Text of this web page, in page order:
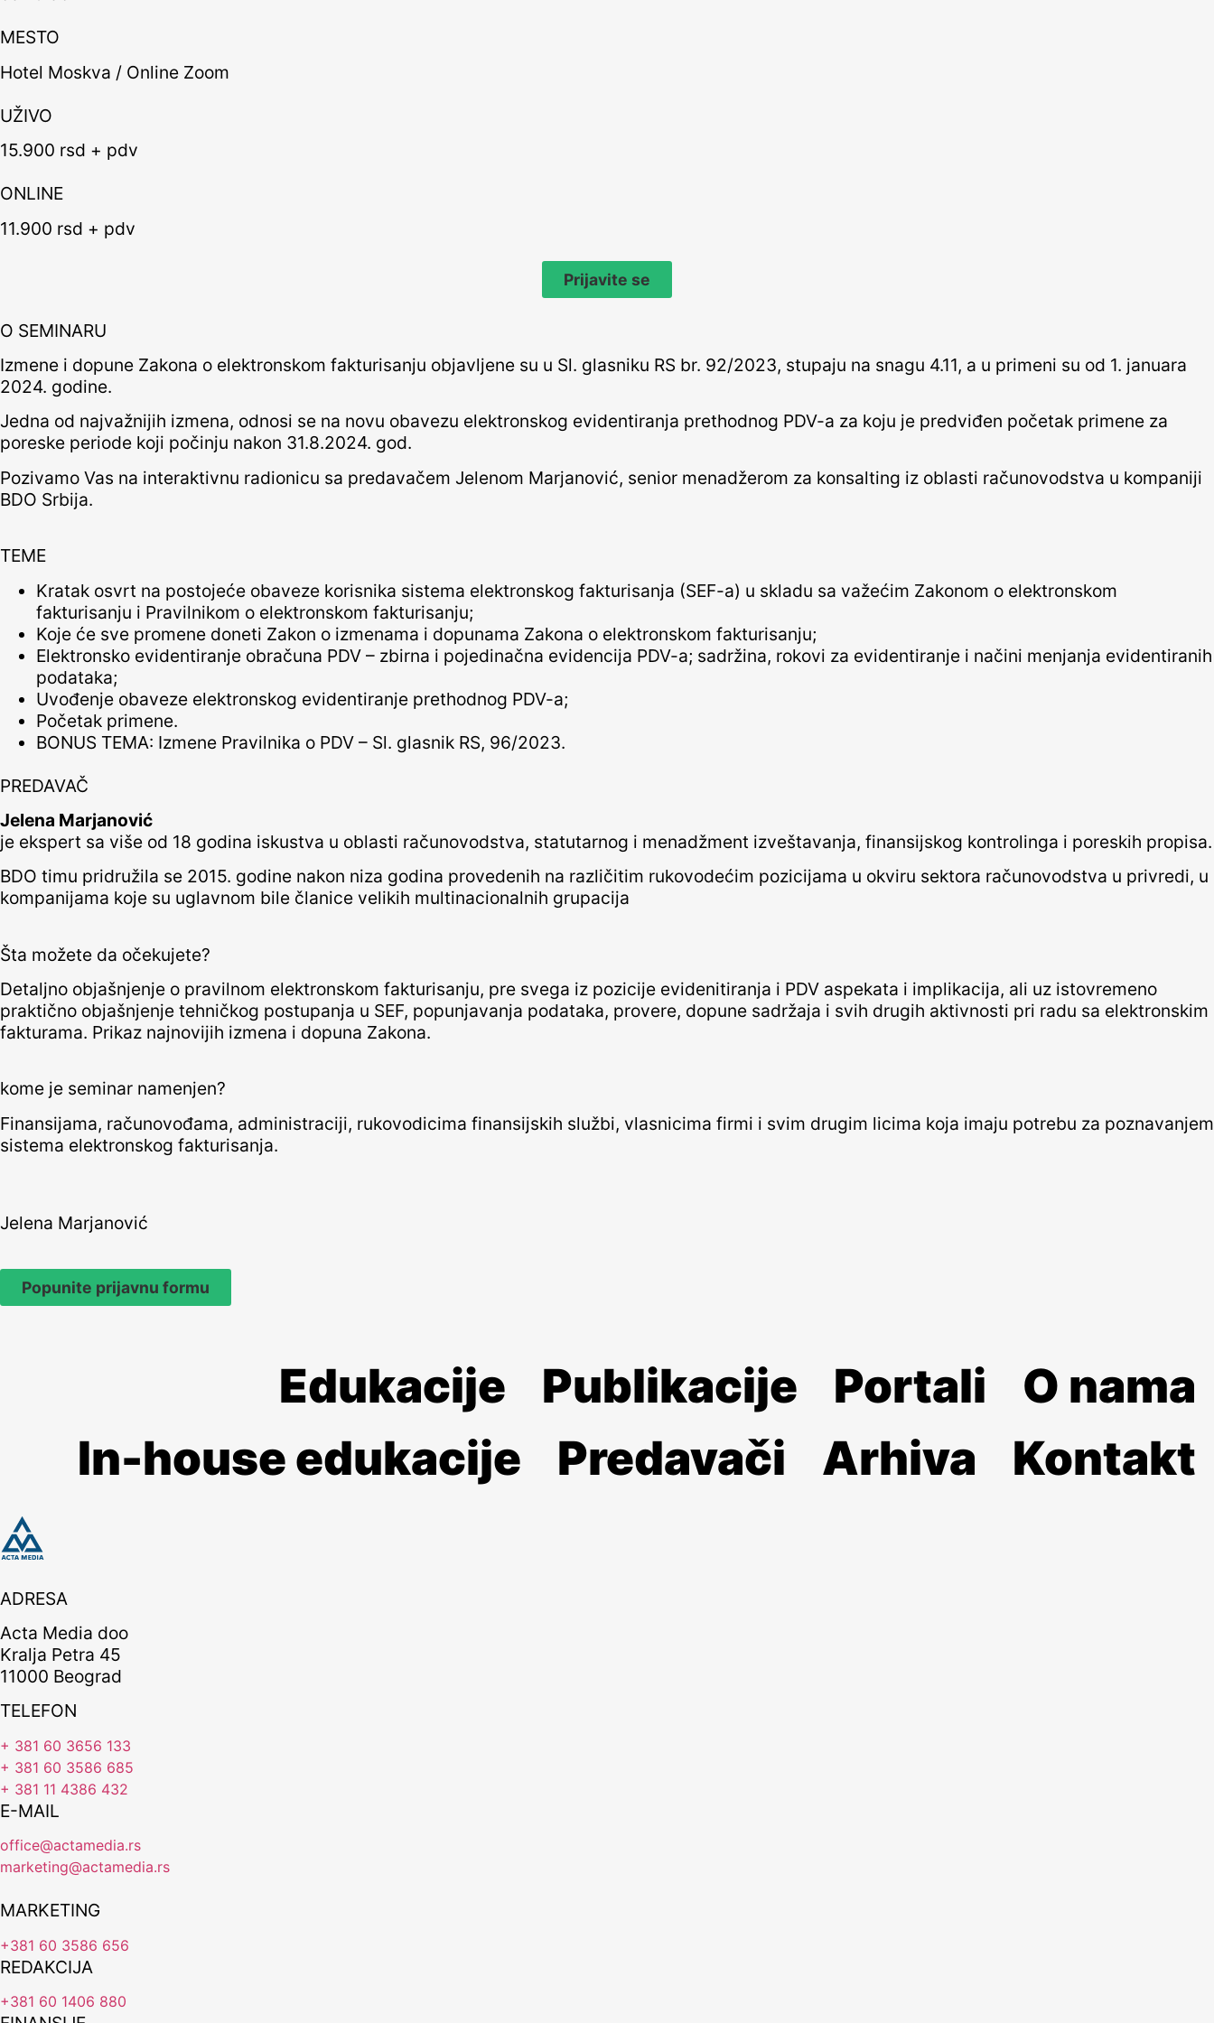
MESTO
Hotel Moskva / Online Zoom
UŽIVO
15.900 rsd + pdv
ONLINE
11.900 rsd + pdv
Prijavite se
O SEMINARU
Izmene i dopune Zakona o elektronskom fakturisanju objavljene su u Sl. glasniku RS br. 92/2023, stupaju na snagu 4.11, a u primeni su od 1. januara
2024. godine.
Jedna od najvažnijih izmena, odnosi se na novu obavezu elektronskog evidentiranja prethodnog PDV-a za koju je predviđen početak primene za
poreske periode koji počinju nakon 31.8.2024. god.
Pozivamo Vas na interaktivnu radionicu sa predavačem Jelenom Marjanović, senior menadžerom za konsalting iz oblasti računovodstva u kompaniji
BDO Srbija.
TEME
Kratak osvrt na postojeće obaveze korisnika sistema elektronskog fakturisanja (SEF-a) u skladu sa važećim Zakonom o elektronskom
fakturisanju i Pravilnikom o elektronskom fakturisanju;
Koje će sve promene doneti Zakon o izmenama i dopunama Zakona o elektronskom fakturisanju;
Elektronsko evidentiranje obračuna PDV – zbirna i pojedinačna evidencija PDV-a; sadržina, rokovi za evidentiranje i načini menjanja evidentiranih
podataka;
Uvođenje obaveze elektronskog evidentiranje prethodnog PDV-a;
Početak primene.
BONUS TEMA: Izmene Pravilnika o PDV – Sl. glasnik RS, 96/2023.
PREDAVAČ
Jelena Marjanović
je ekspert sa više od 18 godina iskustva u oblasti računovodstva, statutarnog i menadžment izveštavanja, finansijskog kontrolinga i poreskih propisa.
BDO timu pridružila se 2015. godine nakon niza godina provedenih na različitim rukovodećim pozicijama u okviru sektora računovodstva u privredi, u
kompanijama koje su uglavnom bile članice velikih multinacionalnih grupacija
Šta možete da očekujete?
Detaljno objašnjenje o pravilnom elektronskom fakturisanju, pre svega iz pozicije evidenitiranja i PDV aspekata i implikacija, ali uz istovremeno
praktično objašnjenje tehničkog postupanja u SEF, popunjavanja podataka, provere, dopune sadržaja i svih drugih aktivnosti pri radu sa elektronskim
fakturama. Prikaz najnovijih izmena i dopuna Zakona.
kome je seminar namenjen?
Finansijama, računovođama, administraciji, rukovodicima finansijskih službi, vlasnicima firmi i svim drugim licima koja imaju potrebu za poznavanjem
sistema elektronskog fakturisanja.
Jelena Marjanović
Popunite prijavnu formu
Edukacije Publikacije Portali
O nama
In-house edukacije
Predavači Arhiva Kontakt
ADRESA
Acta Media doo
Kralja Petra 45
11000 Beograd
TELEFON
+ 381 60 3656 133
+ 381 60 3586 685
+ 381 11 4386 432
E-MAIL
office@actamedia.rs
marketing@actamedia.rs
MARKETING
+381 60 3586 656
REDAKCIJA
+381 60 1406 880